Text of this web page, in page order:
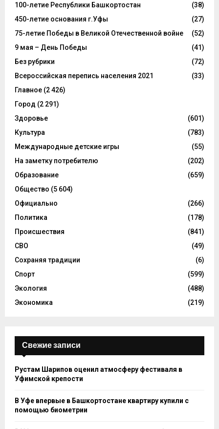
100-летие Республики Башкортостан
(38)
450-летие основания г.Уфы
(27)
75-летие Победы в Великой Отечественной войне
(52)
9 мая – День Победы
(41)
Без рубрики
(72)
Всероссийская перепись населения 2021
(33)
Главное (2 426)
Город (2 291)
Здоровье
(601)
Культура
(783)
Международные детские игры
(55)
На заметку потребителю
(202)
Образование
(659)
Общество (5 604)
Официально
(266)
Политика
(178)
Происшествия
(841)
СВО
(49)
Сохраняя традиции
(6)
Спорт
(599)
Экология
(488)
Экономика
(219)
Свежие записи
Рустам Шарипов оценил атмосферу фестиваля в
Уфимской крепости
В Уфе впервые в Башкортостане квартиру купили с
помощью биометрии